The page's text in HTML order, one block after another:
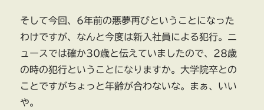
そして今回、6年前の悪夢再びということになった
わけですが、なんと今度は新入社員による犯行。ニ
ュースでは確か30歳と伝えていましたので、28歳
の時の犯行ということになりますか。大学院卒との
ことですがちょっと年齢が合わないな。まぁ、いい
や。